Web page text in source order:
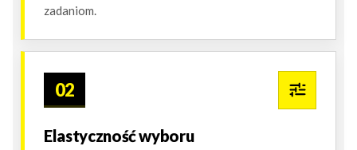
zadaniom.
02
Elastyczność wyboru